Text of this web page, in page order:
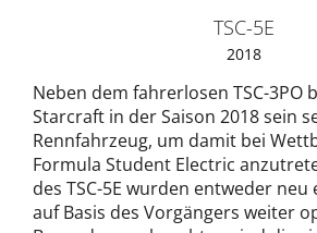
TSC-5E
2018
Neben dem fahrerlosen TSC-3PO
Starcraft in der Saison 2018 sein
Rennfahrzeug, um damit bei
Formula Student Electric
des TSC-5E wurden entweder
auf Basis des Vorgängers weiter